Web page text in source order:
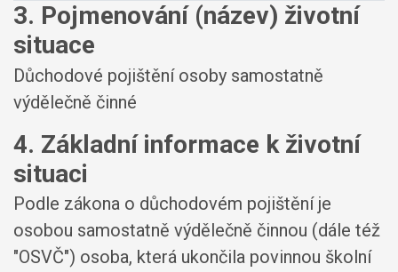
3. Pojmenování (název) životní
situace
Důchodové pojištění osoby samostatně
výdělečně činné
4. Základní informace k životní
situaci
Podle zákona o důchodovém pojištění je
osobou samostatně výdělečně činnou (dále též
"OSVČ") osoba, která ukončila povinnou školní